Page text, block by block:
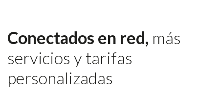
Conectados en red, más
servicios y tarifas
personalizadas